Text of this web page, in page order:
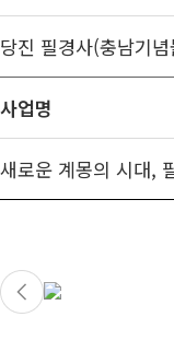
당진 필경사(충남기
사업명
새로운 계몽의 시대,